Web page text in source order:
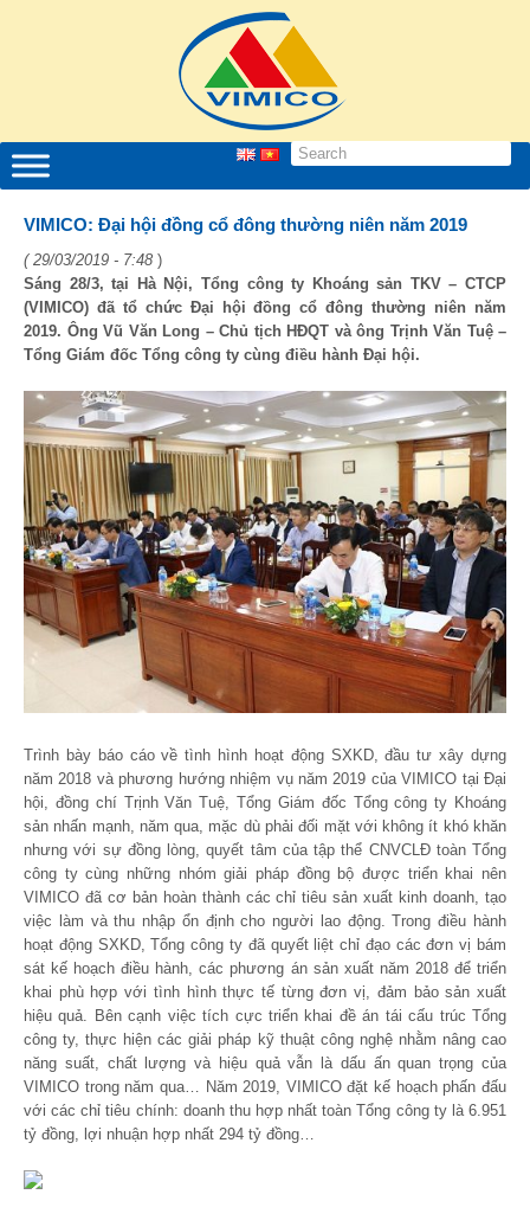
VIMICO: Đại hội đồng cổ đông thường niên năm 2019
( 29/03/2019 - 7:48 )
Sáng 28/3, tại Hà Nội, Tổng công ty Khoáng sản TKV – CTCP
(VIMICO) đã tổ chức Đại hội đồng cổ đông thường niên năm
2019. Ông Vũ Văn Long – Chủ tịch HĐQT và ông Trịnh Văn Tuệ –
Tổng Giám đốc Tổng công ty cùng điều hành Đại hội.
Trình bày báo cáo về tình hình hoạt động SXKD, đầu tư xây dựng
năm 2018 và phương hướng nhiệm vụ năm 2019 của VIMICO tại Đại
hội, đồng chí Trịnh Văn Tuệ, Tổng Giám đốc Tổng công ty Khoáng
sản nhấn mạnh, năm qua, mặc dù phải đối mặt với không ít khó khăn
nhưng với sự đồng lòng, quyết tâm của tập thể CNVCLĐ toàn Tổng
công ty cùng những nhóm giải pháp đồng bộ được triển khai nên
VIMICO đã cơ bản hoàn thành các chỉ tiêu sản xuất kinh doanh, tạo
việc làm và thu nhập ổn định cho người lao động. Trong điều hành
hoạt động SXKD, Tổng công ty đã quyết liệt chỉ đạo các đơn vị bám
sát kế hoạch điều hành, các phương án sản xuất năm 2018 để triển
khai phù hợp với tình hình thực tế từng đơn vị, đảm bảo sản xuất
hiệu quả. Bên cạnh việc tích cực triển khai đề án tái cấu trúc Tổng
công ty, thực hiện các giải pháp kỹ thuật công nghệ nhằm nâng cao
năng suất, chất lượng và hiệu quả vẫn là dấu ấn quan trọng của
VIMICO trong năm qua… Năm 2019, VIMICO đặt kế hoạch phấn đấu
với các chỉ tiêu chính: doanh thu hợp nhất toàn Tổng công ty là 6.951
tỷ đồng, lợi nhuận hợp nhất 294 tỷ đồng…